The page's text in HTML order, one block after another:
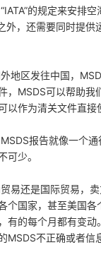
的规定来安排空
外，还需要同时提供
地区发往中国，
，MSDS可以帮助我
以作为清关文件直接
报告就像一个
可少。
易还是国际贸易，
个国家，甚至美国各
有的每个月都有变动
MSDS不正确或者信